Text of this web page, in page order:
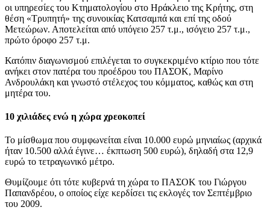
οι υπηρεσίες του Κτηματολογίου στο Ηράκλειο της Κρήτης, στη
θέση «Τρυπητή» της συνοικίας Κατσαμπά και επί της οδού
Μετεώρων. Αποτελείται από υπόγειο 257 τ.μ., ισόγειο 257 τ.μ.,
πρώτο όροφο 257 τ.μ.
Κατόπιν διαγωνισμού επιλέγεται το συγκεκριμένο κτίριο που τότε
ανήκει στον πατέρα του προέδρου του ΠΑΣΟΚ, Μαρίνο
Ανδρουλάκη και γνωστό στέλεχος του κόμματος, καθώς και στη
μητέρα του.
10 χιλιάδες ενώ η χώρα χρεοκοπεί
Το μίσθωμα που συμφωνείται είναι 10.000 ευρώ μηνιαίως (αρχικά
ήταν 10.500 αλλά έγινε… έκπτωση 500 ευρώ), δηλαδή στα 12,9
ευρώ το τετραγωνικό μέτρο.
Θυμίζουμε ότι τότε κυβερνά τη χώρα το ΠΑΣΟΚ του Γιώργου
Παπανδρέου, ο οποίος είχε κερδίσει τις εκλογές τον Σεπτέμβριο
του 2009.